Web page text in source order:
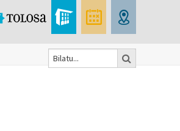
Formulaire